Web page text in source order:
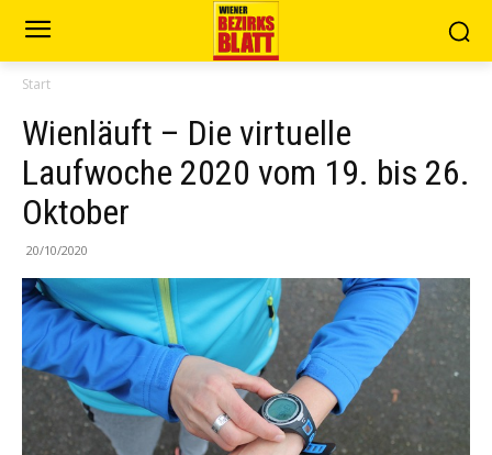
Start
Wienläuft – Die virtuelle
Laufwoche 2020 vom 19. bis 26.
Oktober
20/10/2020